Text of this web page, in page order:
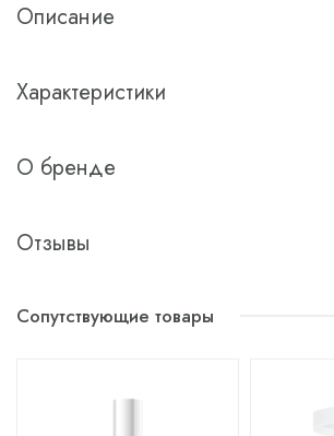
Описание
Характеристики
О бренде
Отзывы
Сопутствующие товары